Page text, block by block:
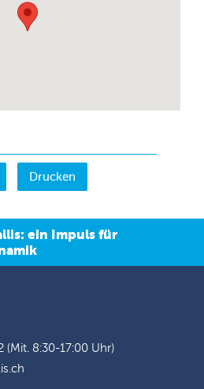
Drucken
ein Impuls für
(Mit. 8:30-17:00 Uhr)